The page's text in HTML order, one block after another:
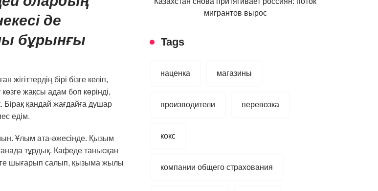
де
бұрынғы
бірі бізге келіп,
жақсы адам боп көрінді,
Бірақ қандай жағдайға душар
едім.
Ұлым ата-әжесінде. Қызым
тұрдық. Кафеде танысқан
Үйге шығарып салып, қызыма жылы
мигрантов вырос
Tags
наценка магазины
производители перевозка
кокс
компании общего страхования